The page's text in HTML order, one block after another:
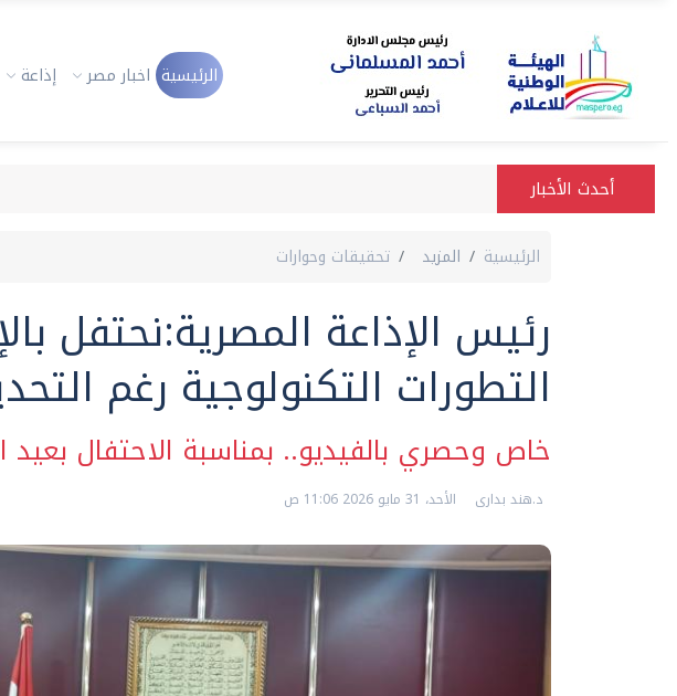
الرئيسية اخبار مصر إذاعة
أحدث الأخبار
الرئيسية المزيد تحقيقات وحوارات
رئيس الإذاعة المصرية:نحتفل
التطورات التكنولوجية رغم
خاص وحصري بالفيديو.. بمناسبة الاحتفال بعيد
د.هند بدارى الأحد، 31 مايو 2026 11:06 ص